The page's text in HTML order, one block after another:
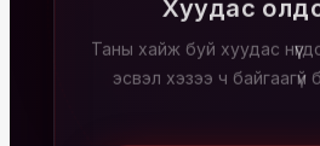
Хуудас
Таны хайж буй хуудас
эсвэл хэзээ ч байгаагүй